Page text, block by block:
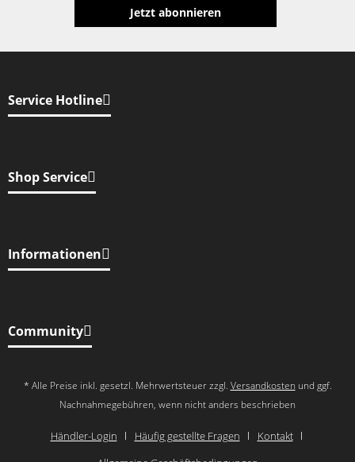
Jetzt abonnieren
Service Hotline
Shop Service
Informationen
Community
* Alle Preise inkl. gesetzl. Mehrwertsteuer zzgl. Versandkosten und ggf.
Nachnahmegebühren, wenn nicht anders beschrieben
Händler-Login Häufig gestellte Fragen
Kontakt